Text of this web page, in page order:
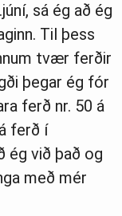
sá ég að ég
Til þess
tvær ferðir
þegar ég fór
ferð nr. 50 á
ferð í
ég við það og
með mér